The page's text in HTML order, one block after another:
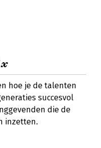
hoe je de talenten
succesvol
die de
inzetten.